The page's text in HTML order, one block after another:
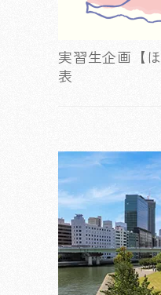
実習生企画【
表